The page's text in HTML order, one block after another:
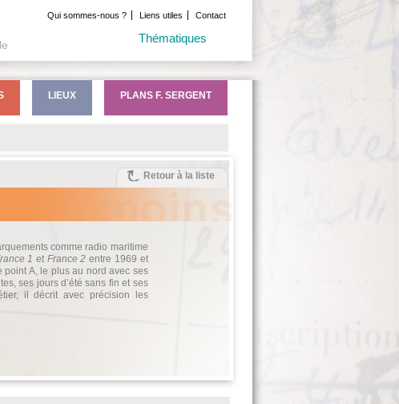
Qui sommes-nous ? Liens utiles Contact
Thématiques
Retour à la liste
comme radio maritime
1 et France 2 entre 1969 et
point A, le plus au nord avec ses
ses jours d’été sans fin et ses
il décrit avec précision les
LIEUX PLANS F. SERGENT